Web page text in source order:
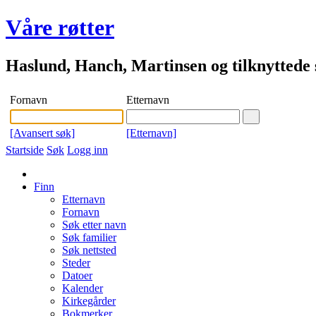
Våre røtter
Haslund, Hanch, Martinsen og tilknyttede
Fornavn Etternavn
[Avansert søk]
[Etternavn]
Startside Søk Logg inn
Finn
Etternavn
Fornavn
Søk etter navn
Søk familier
Søk nettsted
Steder
Datoer
Kalender
Kirkegårder
Bokmerker